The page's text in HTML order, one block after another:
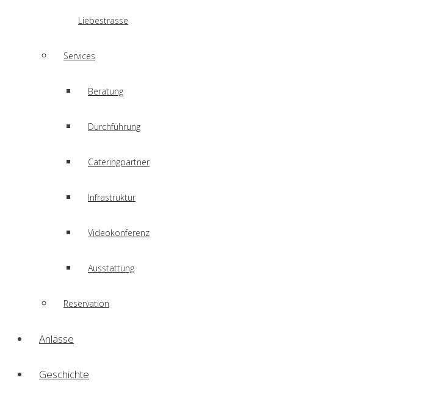
Liebestrasse
Services
Beratung
Durchführung
Cateringpartner
Infrastruktur
Videokonferenz
Ausstattung
Reservation
Anlässe
Geschichte